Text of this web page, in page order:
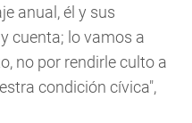
anual, él y sus
cuenta; lo vamos a
no por rendirle culto a
condición cívica",